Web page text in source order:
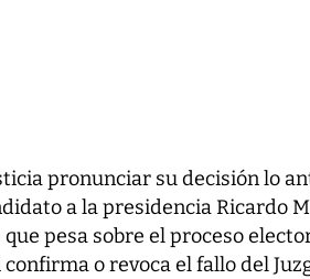
pronunciar su decisión lo
a la presidencia Ricardo
pesa sobre el proceso
o revoca el fallo del